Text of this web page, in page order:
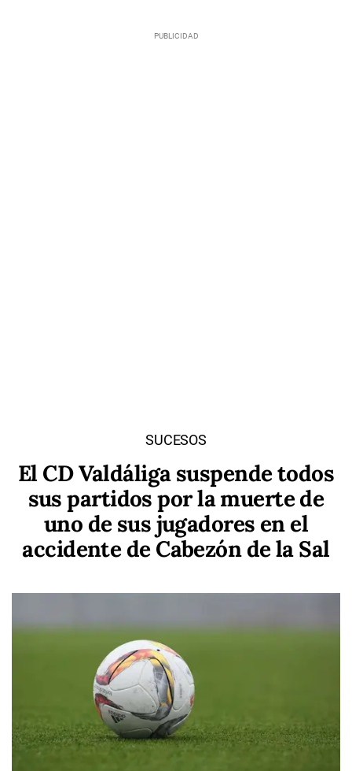
SUCESOS
El CD Valdáliga suspende todos
sus partidos por la muerte de
uno de sus jugadores en el
accidente de Cabezón de la Sal